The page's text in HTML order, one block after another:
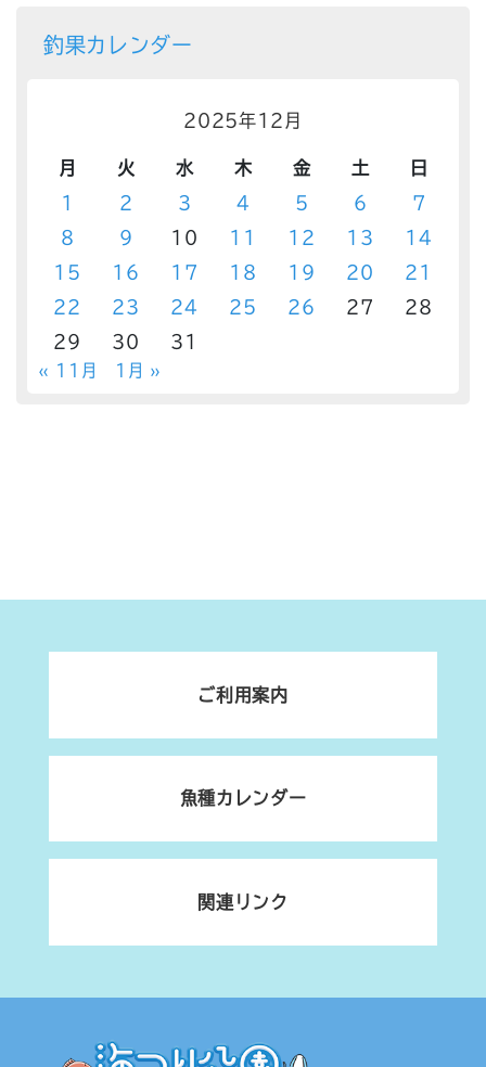
釣果カレンダー
2025年12月
月 火 水 木 金 土
日
1
2 3 4 5 6
7
8
9 10 11 12 13
14
15
16 17 18 19 20
21
22
23 24 25 26 27
28
29
30 31
« 11月 1月 »
ご利用案内
魚種カレンダー
関連リンク